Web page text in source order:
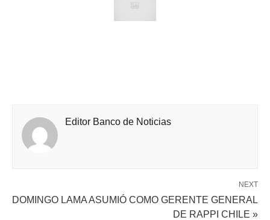
Editor Banco de Noticias
NEXT
DOMINGO LAMA ASUMIÓ COMO GERENTE GENERAL
DE RAPPI CHILE »